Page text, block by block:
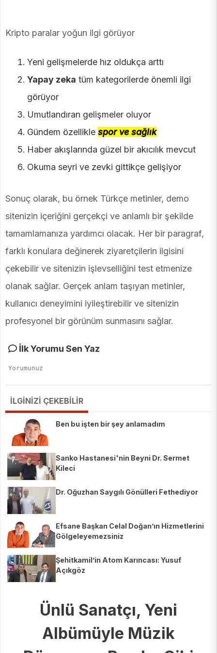
Kripto paralar yoğun ilgi görüyor
Yeni gelişmelerde hız oldukça arttı
Yapay zeka tüm kategorilerde önemli ilgi
görüyor
Umutlandıran gelişmeler oluyor
Gündem özellikle spor ve sağlık
Haber akışlarında güzel bir akıcılık mevcut
Okuma seyri ve zevki gittikçe gelişiyor
Sonuç olarak, bu örnek Türkçe metinler, demo
sitenizin içeriğini gerçekçi ve anlamlı bir şekilde
tamamlamanıza yardımcı olacak. Her bir paragraf,
farklı konulara değinerek ziyaretçilerin ilgisini
çekebilir ve sitenizin işlevselliğini test etmenize
olanak sağlar. Gerçek anlam taşıyan metinler,
kullanıcı deneyimini iyileştirebilir ve sitenizin
profesyonel bir görünüm sunmasını sağlar.
İlk Yorumu Sen Yaz
İLGİNİZİ ÇEKEBİLİR
Ben bu işten bir şey anlamadım
Sanko Hastanesi'nin Beyni Dr. Sermet
Kileci
Dr. Oğuzhan Saygılı Gönülleri Fethediyor
Efsane Başkan Celal Doğan’ın Hizmetlerini
Gölgeleyemezsiniz
Şehitkamil’in Atom Karıncası: Yusuf
Açıkgöz
Ünlü Sanatçı, Yeni
Albümüyle Müzik